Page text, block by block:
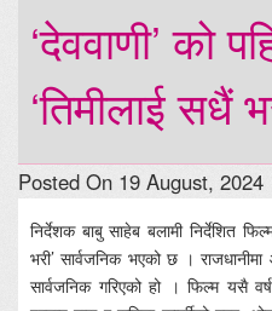
‘देववाणी’ को
‘तिमीलाई सधैं
Posted On 19 August, 2024
निर्देशक बाबु साहेब बलामी निर्देशित
भरी’ सार्वजनिक भएको छ ।
सार्वजनिक गरिएको हो । फिल्म यसै